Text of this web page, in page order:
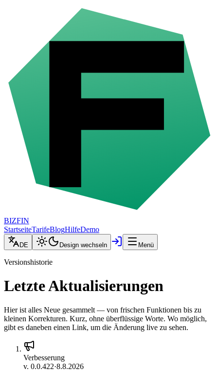
BIZFIN
StartseiteTarifeBlogHilfeDemo
DE Design wechseln Menü
Versionshistorie
Letzte Aktualisierungen
Hier ist alles Neue gesammelt — von frischen Funktionen bis zu
kleinen Korrekturen. Kurz, ohne überflüssige Worte. Wo möglich,
gibt es daneben einen Link, um die Änderung live zu sehen.
Verbesserung
v. 0.0.422·8.8.2026